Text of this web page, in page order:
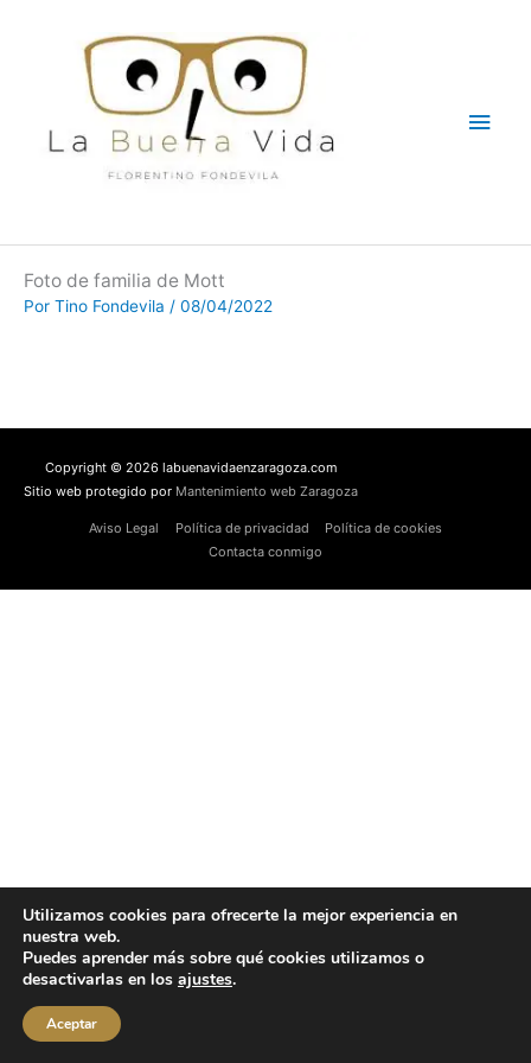
Foto de familia de Mott
Por Tino Fondevila / 08/04/2022
Copyright © 2026 labuenavidaenzaragoza.com
Sitio web protegido por Mantenimiento web Zaragoza
Aviso Legal Política de privacidad
Política de cookies
Contacta conmigo
Utilizamos cookies para ofrecerte la mejor experiencia en
nuestra web.
Puedes aprender más sobre qué cookies utilizamos o
desactivarlas en los ajustes.
Aceptar